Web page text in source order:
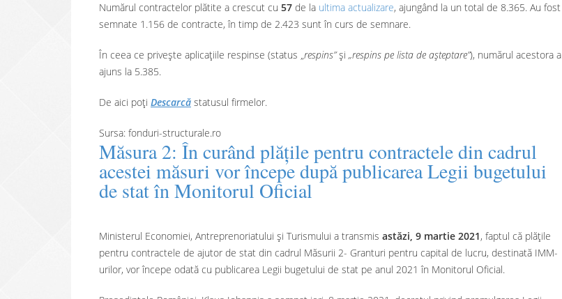
Numărul contractelor plătite a crescut cu 57 de la ultima actualizare, ajungând la un total de 8.365. Au fost
semnate 1.156 de contracte, în timp de 2.423 sunt în curs de semnare.
În ceea ce privește aplicațiile respinse (status „respins”și „respins pe lista de așteptare”), numărul acestora a
ajuns la 5.385.
De aici poți Descarcă statusul firmelor.
Sursa: fonduri-structurale.ro
Măsura 2: În curând plățile pentru contractele din cadrul
acestei măsuri vor începe după publicarea Legii bugetului
de stat în Monitorul Oficial
Ministerul Economiei, Antreprenoriatului și Turismului a transmis astăzi, 9 martie 2021, faptul că plățile
pentru contractele de ajutor de stat din cadrul Măsurii 2- Granturi pentru capital de lucru, destinată IMM-
urilor, vor începe odată cu publicarea Legii bugetului de stat pe anul 2021 în Monitorul Oficial.